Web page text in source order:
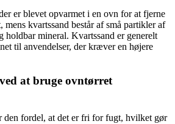
er blevet opvarmet i en ovn for at fjerne
kvartssand består af små partikler af
holdbar mineral. Kvartssand er generelt
til anvendelser, der kræver en højere
at bruge ovntørret
den fordel, at det er fri for fugt, hvilket gør